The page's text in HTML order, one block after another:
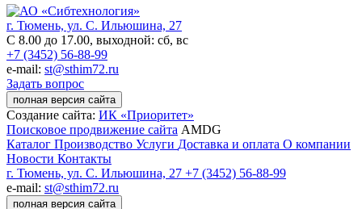
г. Тюмень, ул. С. Ильюшина, 27
С 8.00 до 17.00, выходной: сб, вс
+7 (3452) 56-88-99
e-mail: st@sthim72.ru
Задать вопрос
полная версия сайта
Создание сайта: ИК «Приоритет»
Поисковое продвижение сайта AMDG
Каталог Производство Услуги Доставка и оплата О компании
Новости Контакты
г. Тюмень, ул. С. Ильюшина, 27 +7 (3452) 56-88-99
e-mail: st@sthim72.ru
полная версия сайта